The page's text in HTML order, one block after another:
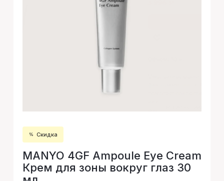
Скидка
MANYO 4GF Ampoule Eye Cream
Крем для зоны вокруг глаз 30